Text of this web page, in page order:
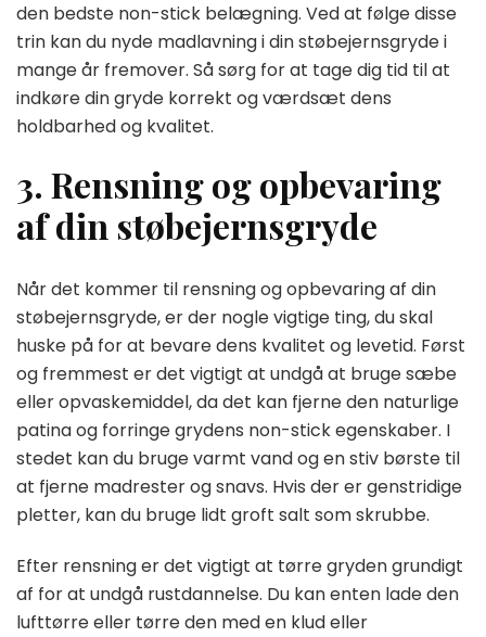
den bedste non-stick belægning. Ved at følge disse
trin kan du nyde madlavning i din støbejernsgryde i
mange år fremover. Så sørg for at tage dig tid til at
indkøre din gryde korrekt og værdsæt dens
holdbarhed og kvalitet.
3. Rensning og opbevaring
af din støbejernsgryde
Når det kommer til rensning og opbevaring af din
støbejernsgryde, er der nogle vigtige ting, du skal
huske på for at bevare dens kvalitet og levetid. Først
og fremmest er det vigtigt at undgå at bruge sæbe
eller opvaskemiddel, da det kan fjerne den naturlige
patina og forringe grydens non-stick egenskaber. I
stedet kan du bruge varmt vand og en stiv børste til
at fjerne madrester og snavs. Hvis der er genstridige
pletter, kan du bruge lidt groft salt som skrubbe.
Efter rensning er det vigtigt at tørre gryden grundigt
af for at undgå rustdannelse. Du kan enten lade den
lufttørre eller tørre den med en klud eller